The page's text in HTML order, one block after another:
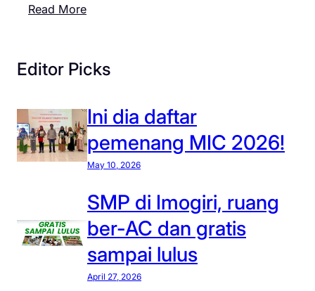
Read More:
i
d
a
f
a
e
m
Editor Picks
Ini dia daftar
pemenang MIC 2026!
May 10, 2026
SMP di Imogiri, ruang
ber-AC dan gratis
sampai lulus
April 27, 2026